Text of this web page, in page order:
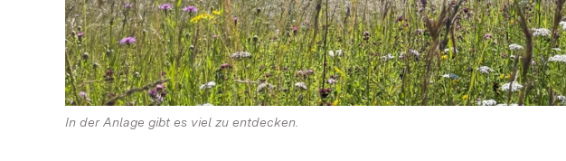
In der Anlage gibt es viel zu entdecken.